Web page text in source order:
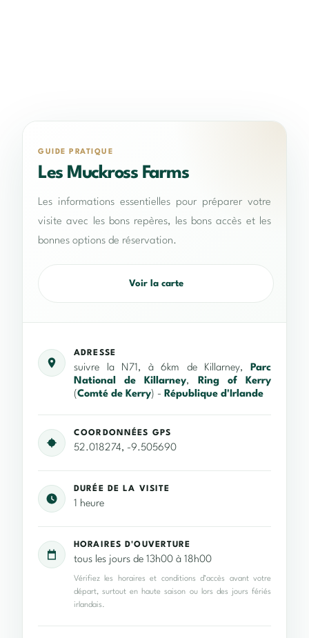
GUIDE PRATIQUE
Les Muckross Farms
Les informations essentielles pour préparer votre
visite avec les bons repères, les bons accès et les
bonnes options de réservation.
Voir la carte
ADRESSE
suivre la N71, à 6km de Killarney, Parc
National de Killarney, Ring of Kerry
(Comté de Kerry) - République d'Irlande
COORDONNÉES GPS
52.018274, -9.505690
DURÉE DE LA VISITE
1 heure
HORAIRES D'OUVERTURE
tous les jours de 13h00 à 18h00
Vérifiez les horaires et conditions d’accès avant votre
départ, surtout en haute saison ou lors des jours fériés
irlandais.